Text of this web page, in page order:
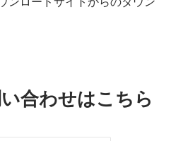
合わせはこちら